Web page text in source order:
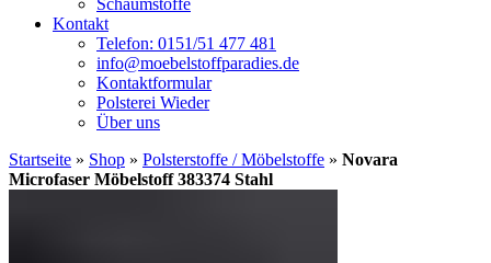
Schaumstoffe
Kontakt
Telefon: 0151/51 477 481
info@moebelstoffparadies.de
Kontaktformular
Polsterei Wieder
Über uns
Startseite » Shop » Polsterstoffe / Möbelstoffe » Novara
Microfaser Möbelstoff 383374 Stahl